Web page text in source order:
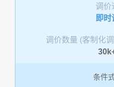
调价
即时
调价数量 (客制化
条件